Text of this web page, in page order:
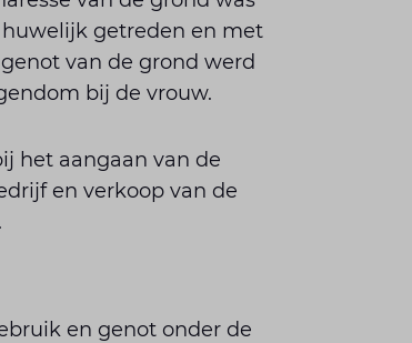
getreden en met
van de grond werd
bij de vrouw.
het aangaan van de
en verkoop van de
en genot onder de